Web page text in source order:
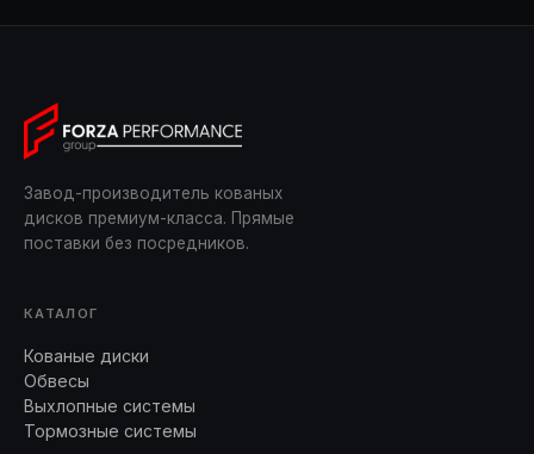
Завод-производитель кованых
дисков премиум-класса. Прямые
поставки без посредников.
КАТАЛОГ
Кованые диски
Обвесы
Выхлопные системы
Тормозные системы